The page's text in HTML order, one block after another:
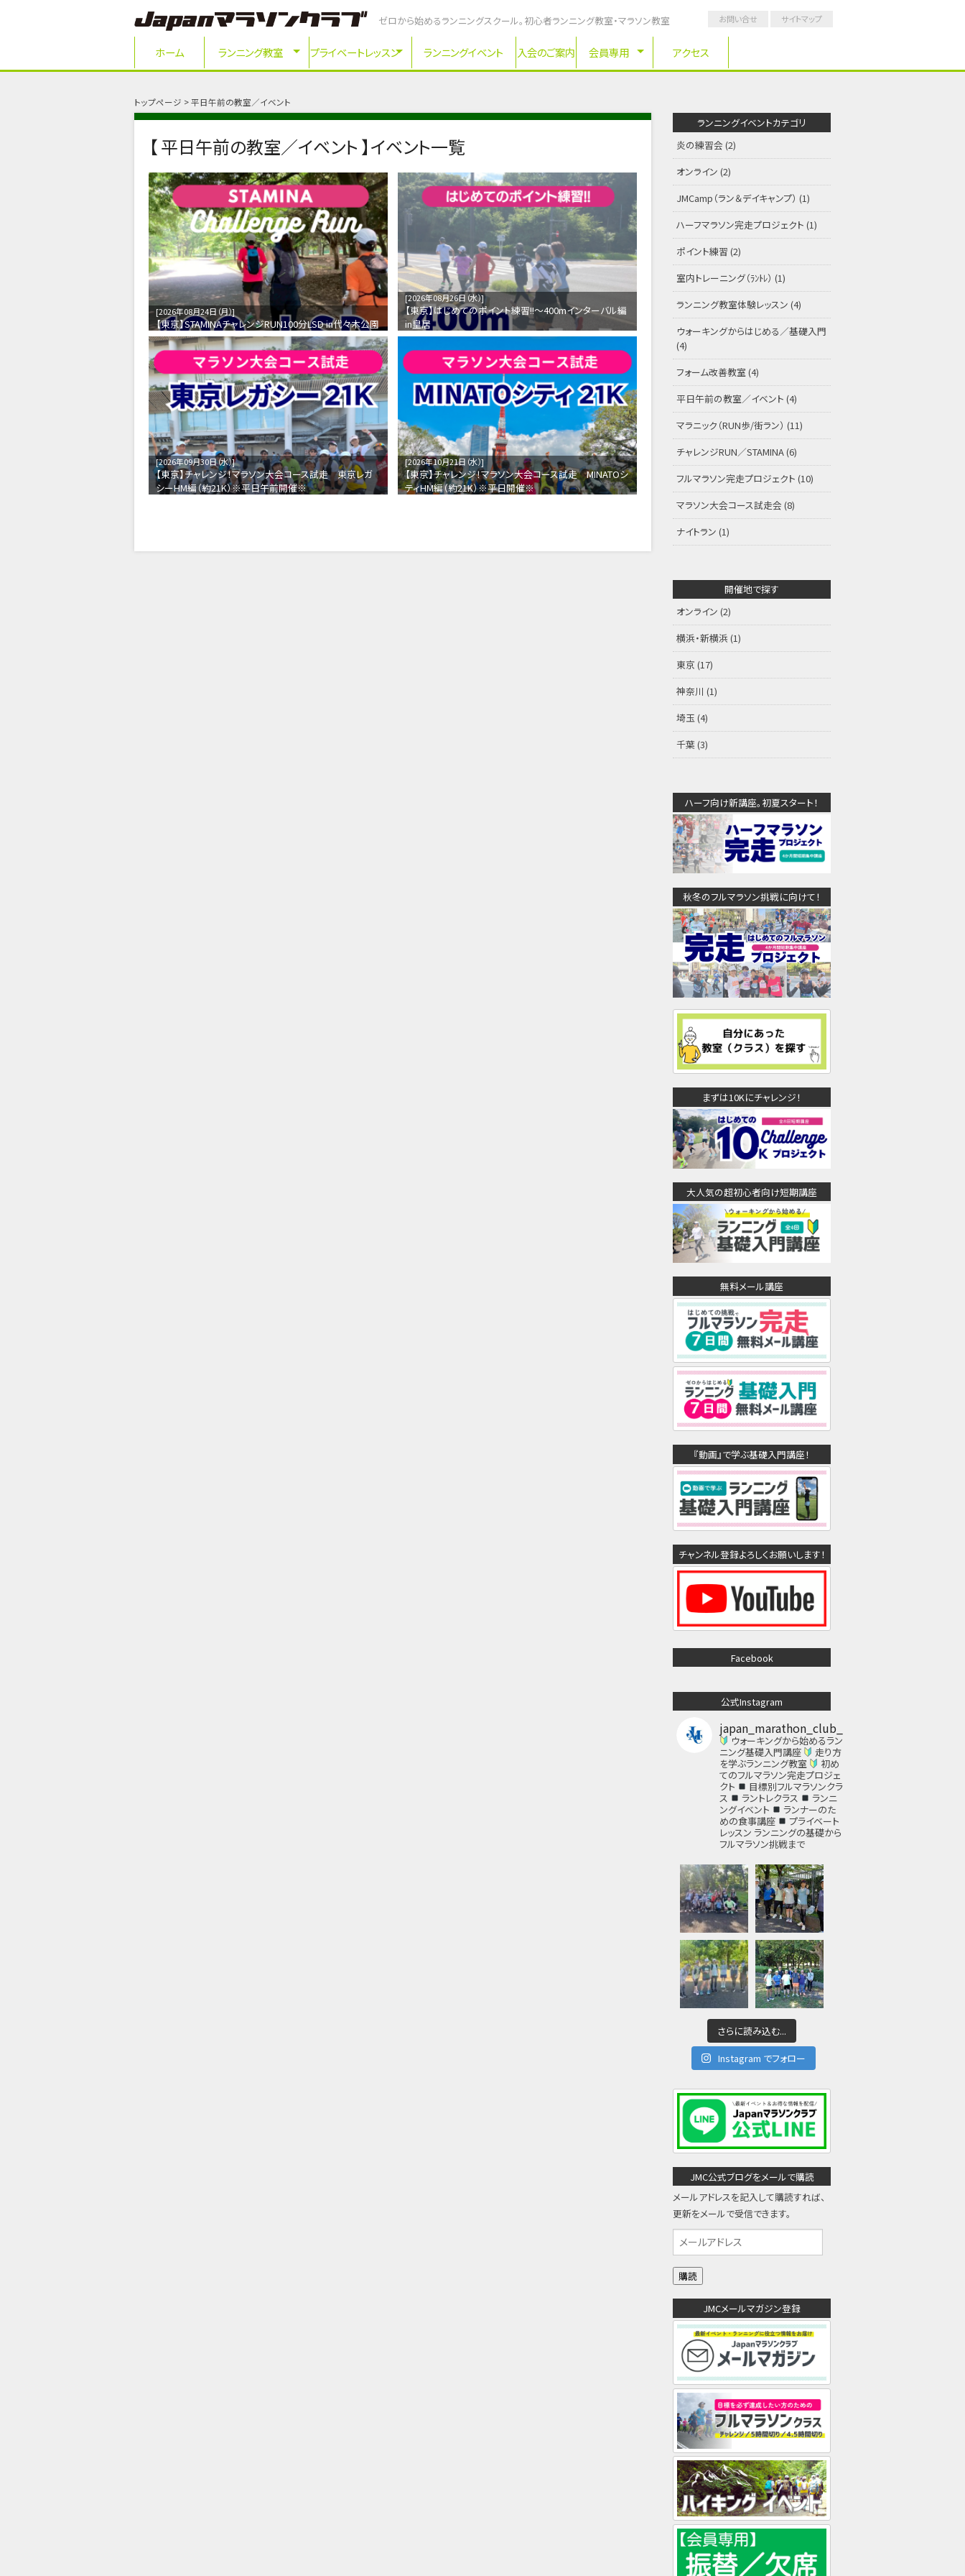
ゼロから始めるランニングスクール。初心者ランニング教室・マラソン教室
ホーム ランニング教室 プライベートレッスン ランニングイベント 入会のご案内 会員専用 アクセス
お問い合せ サイトマップ
トップページ 平日午前の教室／イベント
【 平日午前の教室／イベント 】イベント一覧
2026年08月24日（月）
【東京】STAMINAチャレンジRUN100分LSD in代々木公園
2026年08月26日（水）
【東京】はじめてのポイント練習!!～400mインターバル編
in皇居
2026年09月30日（水）
【東京】チャレンジ！マラソン大会コース試走 東京レガ
シーHM編（約21K）※平日午前開催※
2026年10月21日（水）
【東京】チャレンジ！マラソン大会コース試走 MINATOシ
ティHM編（約21K）※平日開催※
ランニングイベントカテゴリ
炎の練習会 (2)
オンライン (2)
JMCamp（ラン＆デイキャンプ） (1)
ハーフマラソン完走プロジェクト (1)
ポイント練習 (2)
室内トレーニング（ﾗﾝﾄﾚ） (1)
ランニング教室体験レッスン (4)
ウォーキングからはじめる／基礎入門
(4)
フォーム改善教室 (4)
平日午前の教室／イベント (4)
マラニック（RUN歩/街ラン） (11)
チャレンジRUN／STAMINA(6)
フルマラソン完走プロジェクト (10)
マラソン大会コース試走会 (8)
ナイトラン (1)
開催地で探す
オンライン (2)
横浜・新横浜 (1)
東京 (17)
神奈川 (1)
埼玉(4)
千葉 (3)
ハーフ向け新講座。初夏スタート！
秋冬のフルマラソン挑戦に向けて！
まずは10Kにチャレンジ！
大人気の超初心者向け短期講座
無料メール講座
『動画』で学ぶ基礎入門講座！
チャンネル登録よろしくお願いします！
Facebook
公式Instagram
japan_marathon_club_
ウォーキングから始めるラン
ニング基礎入門講座
走り方
を学ぶランニング教室
初め
てのフルマラソン完走プロジェ
クト
目標別フルマラソンクラ
ス
ラントレクラス
ランニ
ングイベント
ランナーのた
めの食事講座
プライベート
レッスン ランニングの基礎から
フルマラソン挑戦まで
さらに読み込む...
Instagram でフォロー
JMC公式ブログをメールで購読
メールアドレスを記入して購読すれば、
更新をメールで受信できます。
ー
ル
ア
ド
レ
JMCメールマガジン登録